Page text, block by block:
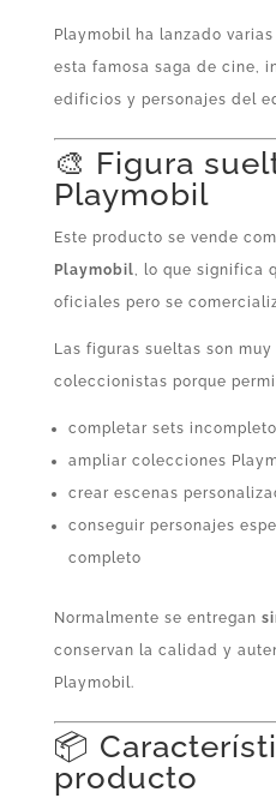
Playmobil ha lanzado
esta famosa saga de cine,
edificios y personajes del
🎨 Figura
Playmobil
Este producto se vende
Playmobil, lo que significa
oficiales pero se
Las figuras sueltas son
coleccionistas porque
completar sets
ampliar colecciones
crear escenas
conseguir personajes
completo
Normalmente se entregan
conservan la calidad y
Playmobil.
📦
producto